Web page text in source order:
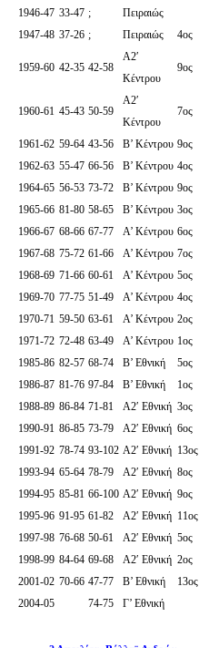
1946-47 33-47 ;
Πειραιώς
1947-48 37-26 ; Πειραιώς 4ος
1959-60 42-35 42-58
Α2′
Κέντρου
9ος
1960-61 45-43 50-59
Α2′
Κέντρου
7ος
1961-62 59-64 43-56 Β’ Κέντρου 9ος
1962-63 55-47 66-56 Β’ Κέντρου 4ος
1964-65 56-53 73-72 Β’ Κέντρου 9ος
1965-66 81-80 58-65 Β’ Κέντρου 3ος
1966-67 68-66 67-77 Α’ Κέντρου 6ος
1967-68 75-72 61-66 Α’ Κέντρου 7ος
1968-69 71-66 60-61 Α’ Κέντρου 5ος
1969-70 77-75 51-49 Α’ Κέντρου 4ος
1970-71 59-50 63-61 Α’ Κέντρου 2ος
1971-72 72-48 63-49 Α’ Κέντρου 1ος
1985-86 82-57 68-74 Β’ Εθνική
5ος
1986-87 81-76 97-84 Β’ Εθνική
1ος
1988-89 86-84 71-81 Α2′ Εθνική 3ος
1990-91 86-85 73-79 Α2′ Εθνική 6ος
1991-92 78-74 93-102 Α2′ Εθνική 13ος
1993-94 65-64 78-79 Α2′ Εθνική 8ος
1994-95 85-81 66-100 Α2′ Εθνική 9ος
1995-96 91-95 61-82 Α2′ Εθνική 11ος
1997-98 76-68 50-61 Α2′ Εθνική 5ος
1998-99 84-64 69-68 Α2′ Εθνική 2ος
2001-02 70-66 47-77 Β’ Εθνική
13ος
2004-05
74-75 Γ’ Εθνική